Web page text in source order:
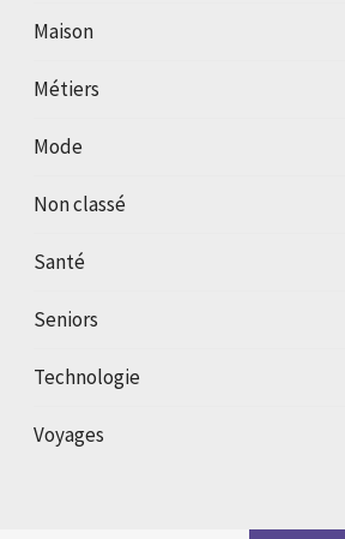
Maison
Métiers
Mode
Non classé
Santé
Seniors
Technologie
Voyages